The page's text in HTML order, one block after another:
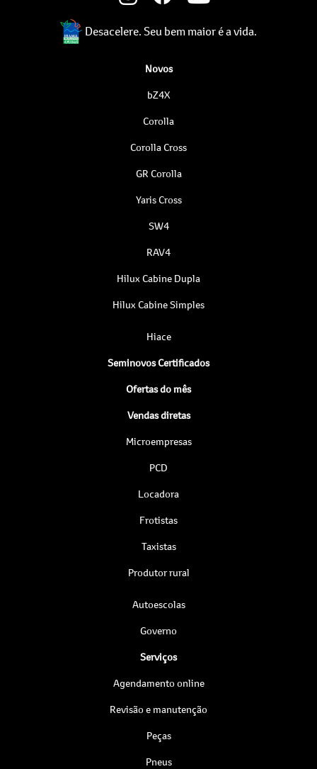
Desacelere. Seu bem maior é a vida.
Novos
bZ4X
Corolla
Corolla Cross
GR Corolla
Yaris Cross
SW4
RAV4
Hilux Cabine Dupla
Hilux Cabine Simples
Hiace
Seminovos Certificados
Ofertas do mês
Vendas diretas
Microempresas
PCD
Locadora
Frotistas
Taxistas
Produtor rural
Autoescolas
Governo
Serviços
Agendamento online
Revisão e manutenção
Peças
Pneus